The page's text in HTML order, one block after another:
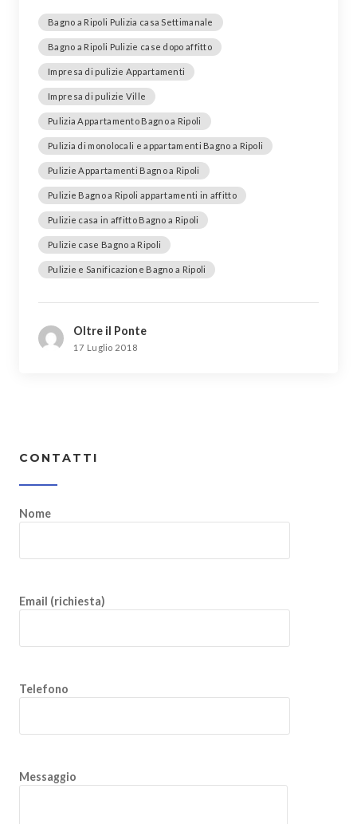
Bagno a Ripoli Pulizia casa Settimanale
Bagno a Ripoli Pulizie case dopo affitto
Impresa di pulizie Appartamenti
Impresa di pulizie Ville
Pulizia Appartamento Bagno a Ripoli
Pulizia di monolocali e appartamenti Bagno a Ripoli
Pulizie Appartamenti Bagno a Ripoli
Pulizie Bagno a Ripoli appartamenti in affitto
Pulizie casa in affitto Bagno a Ripoli
Pulizie case Bagno a Ripoli
Pulizie e Sanificazione Bagno a Ripoli
Oltre il Ponte
17 Luglio 2018
CONTATTI
Nome
Email (richiesta)
Telefono
Messaggio